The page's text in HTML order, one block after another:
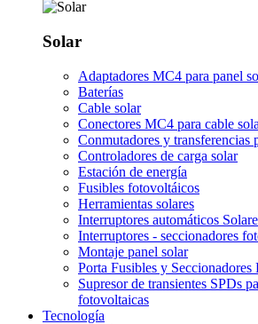
Solar
Adaptadores MC4 para panel
Baterías
Cable solar
Conectores MC4 para cable
Conmutadores y transferencias
Controladores de carga solar
Estación de energía
Fusibles fotovoltáicos
Herramientas solares
Interruptores automáticos
Interruptores - seccionadores
Montaje panel solar
Porta Fusibles y Seccionadores
Supresor de transientes SPDs
fotovoltaicas
Tecnología